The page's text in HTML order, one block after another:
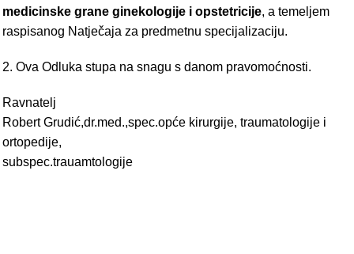
medicinske grane ginekologije i opstetricije, a temeljem
raspisanog Natječaja za predmetnu specijalizaciju.
2. Ova Odluka stupa na snagu s danom pravomoćnosti.
Ravnatelj
Robert Grudić,dr.med.,spec.opće kirurgije, traumatologije i
ortopedije,
subspec.trauamtologije